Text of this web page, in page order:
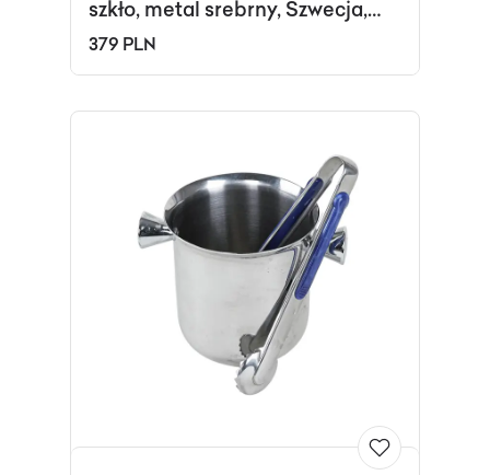
szkło, metal srebrny, Szwecja,
lata 70.
379 PLN